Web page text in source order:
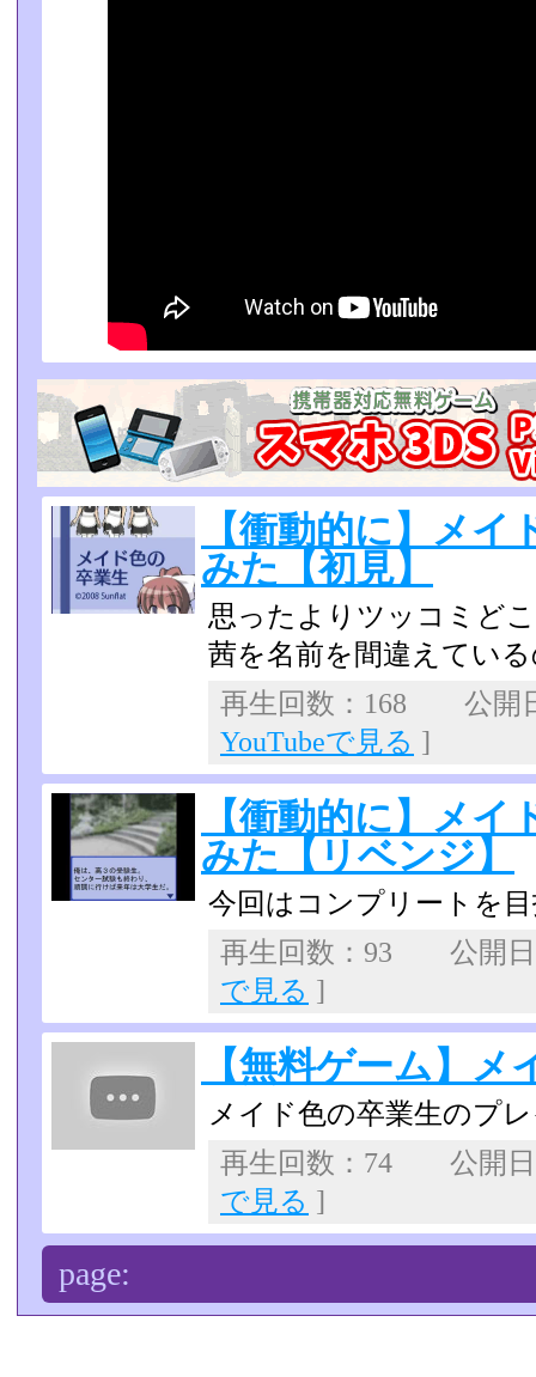
【衝動的に】メ
みた【初見】
思ったよりツッコミど
茜を名前を間違えてい
再生回数：168 公開
YouTubeで見る ]
【衝動的に】メ
みた【リベンジ】
今回はコンプリートを
再生回数：93 公開
で見る ]
【無料ゲーム】メ
メイド色の卒業生のプ
再生回数：74 公開
で見る ]
page: